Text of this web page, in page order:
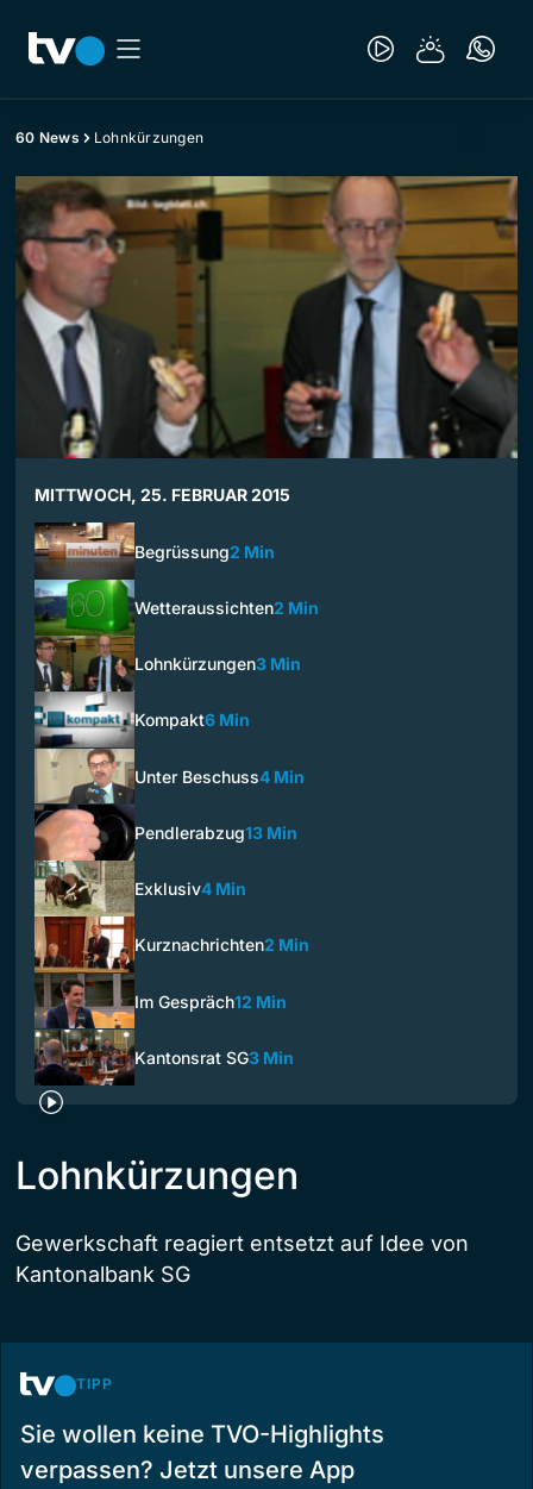
60 News Lohnkürzungen
MITTWOCH, 25. FEBRUAR 2015
Begrüssung2 Min
Wetteraussichten2 Min
Lohnkürzungen3 Min
Kompakt6 Min
Unter Beschuss4 Min
Pendlerabzug13 Min
Exklusiv4 Min
Kurznachrichten2 Min
Im Gespräch12 Min
Kantonsrat SG3 Min
Lohnkürzungen
Gewerkschaft reagiert entsetzt auf Idee von
Kantonalbank SG
TIPP
Sie wollen keine TVO-Highlights
verpassen? Jetzt unsere App